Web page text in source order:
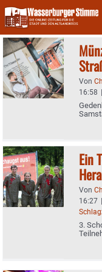
Skip
to
content
Von
16:58 |
Ein
Von
16:27 |
3.